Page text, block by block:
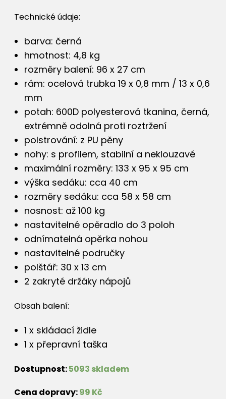
Technické údaje:
barva: černá
hmotnost: 4,8 kg
rozměry balení: 96 x 27 cm
rám: ocelová trubka 19 x 0,8 mm / 13 x 0,6
mm
potah: 600D polyesterová tkanina, černá,
extrémně odolná proti roztržení
polstrování: z PU pěny
nohy: s profilem, stabilní a neklouzavé
maximální rozměry: 133 x 95 x 95 cm
výška sedáku: cca 40 cm
rozměry sedáku: cca 58 x 58 cm
nosnost: až 100 kg
nastavitelné opěradlo do 3 poloh
odnímatelná opěrka nohou
nastavitelné područky
polštář: 30 x 13 cm
2 zakryté držáky nápojů
Obsah balení:
1 x skládací židle
1 x přepravní taška
Dostupnost:5093 skladem
Cena dopravy:99 Kč